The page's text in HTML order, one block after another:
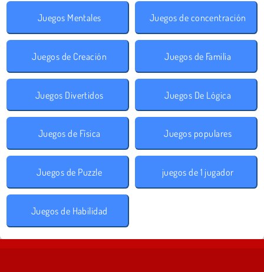
Juegos Mentales Juegos de concentración
Juegos de Creación Juegos de Familia
Juegos Divertidos Juegos De Lógica
Juegos de Física Juegos populares
Juegos de Puzzle juegos de 1 jugador
Juegos de Habilidad